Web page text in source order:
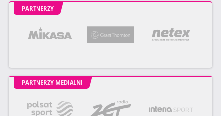
PARTNERZY
PARTNERZY MEDIALNI